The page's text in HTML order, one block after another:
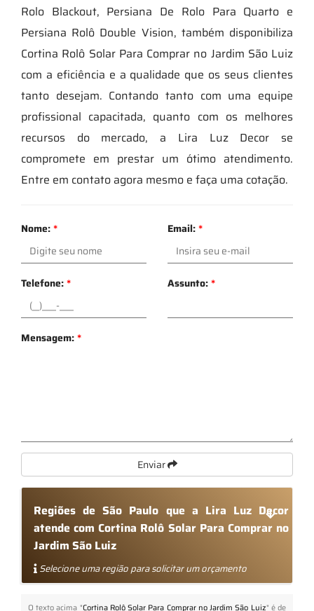
Rolo Blackout, Persiana De Rolo Para Quarto e
Persiana Rolô Double Vision, também disponibiliza
Cortina Rolô Solar Para Comprar no Jardim São Luiz
com a eficiência e a qualidade que os seus clientes
tanto desejam. Contando tanto com uma equipe
profissional capacitada, quanto com os melhores
recursos do mercado, a Lira Luz Decor se
compromete em prestar um ótimo atendimento.
Entre em contato agora mesmo e faça uma cotação.
Nome:* Email:*
Telefone:* Assunto:*
Mensagem:*
Enviar
Regiões de São Paulo que a Lira Luz Decor
atende com Cortina Rolô Solar Para Comprar no
Jardim São Luiz
Selecione uma região para solicitar um orçamento
O texto acima "Cortina Rolô Solar Para Comprar no Jardim São Luiz" é de